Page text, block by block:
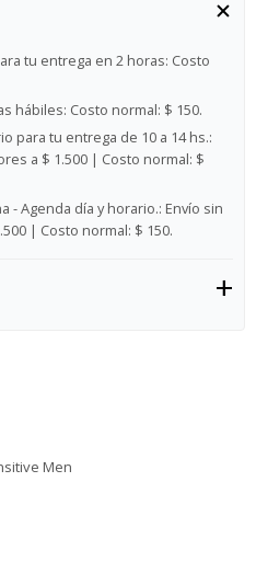
tu entrega en 2 horas: Costo
hábiles: Costo normal: $ 150.
para tu entrega de 10 a 14 hs.:
a $ 1.500 | Costo normal: $
- Agenda día y horario.: Envío sin
| Costo normal: $ 150.
Men